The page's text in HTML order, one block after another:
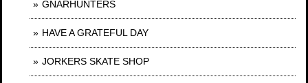
GNARHUNTERS
HAVE A GRATEFUL DAY
JORKERS SKATE SHOP